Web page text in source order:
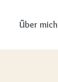
Über mich